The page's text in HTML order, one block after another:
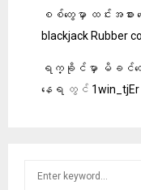
စစ်တွေမှာ ထင်းအစား
blackjack Rubber
ရက္ခိုင်မှာ မိခင်တွေ
နေရ တွင် 1win_tjEr